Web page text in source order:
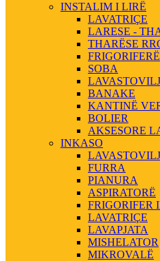
INSTALIM I LIRË
LAVATRIÇE
LARESE -
THARËSE
FRIGORIFERË
SOBA
BANAKE
KANTINË
BOLIER
AKSESORE
INKASO
FURRA
PIANURA
ASPIRATORË
FRIGORIFER
LAVATRIÇE
LAVAPJATA
MISHELATOR
MIKROVALË